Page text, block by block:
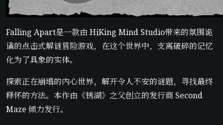
Falling Apart是一款由 HiKing Mind Studio带来的氛围诡
谲的点击式解谜冒险游戏，在这个世界中，支离破碎的记忆
化为了具象的实体。
探索正在崩塌的内心世界，解开令人不安的谜题，寻找最终
释怀的方法。本作由《锈湖》之父创立的发行商 Second
Maze 倾力发行。